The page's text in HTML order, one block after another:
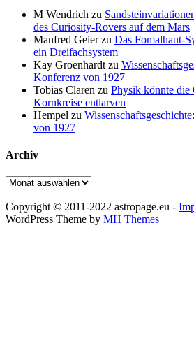
M Wendrich zu
des Curiosity-Rovers auf dem Mars
Manfred Geierzu Das Fomalhaut-
ein Dreifachsystem
Kay Groenhardt zu
Konferenz von 1927
Tobias Claren zu Physik könnte die
Kornkreise entlarven
Hempel zu
von 1927
Archiv
Archiv
Copyright © 2011-2022 astropage.eu -
WordPress Theme by MH Themes